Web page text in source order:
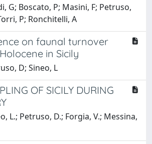
G; Boscato, P; Masini, F; Petruso,
P; Ronchitelli, A
on faunal turnover
in Sicily
D; Sineo, L
OF SICILY DURING
L.; Petruso, D.; Forgia, V.; Messina,